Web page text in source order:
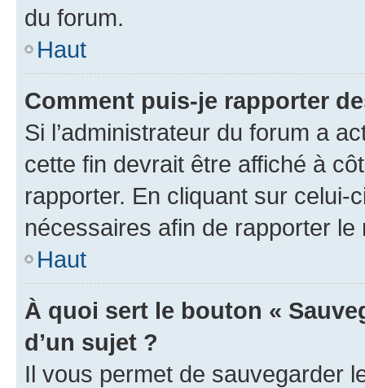
du forum.
Haut
Comment puis-je rapporter
Si l’administrateur du forum a
cette fin devrait être affiché à
rapporter. En cliquant sur
nécessaires afin de rapporter le
Haut
À quoi sert le bouton «
d’un sujet ?
Il vous permet de sauvegarder